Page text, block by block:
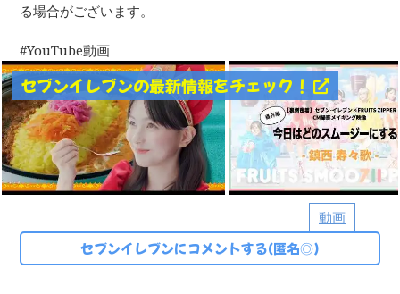
る場合がございます。
動画
YouTube動画
セブンイレブンの最新情報をチェック！
セブンイレブンにコメントする(匿名◎)